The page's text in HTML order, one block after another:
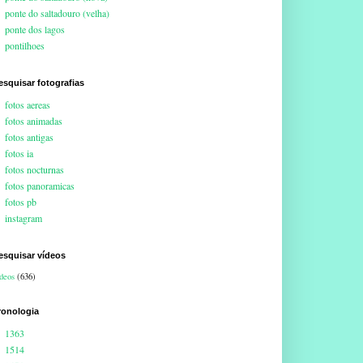
ponte do saltadouro (velha)
ponte dos lagos
pontilhoes
fotografias
fotos aereas
fotos animadas
fotos antigas
fotos ia
fotos nocturnas
fotos panoramicas
fotos pb
instagram
vídeos
(636)
1363
1514